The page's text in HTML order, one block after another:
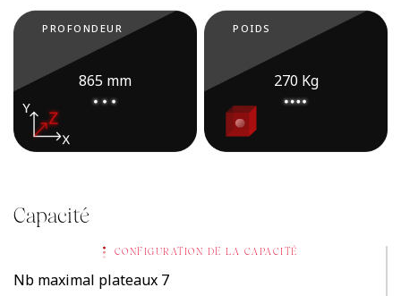
PROFONDEUR
865 mm
POIDS
270 Kg
Capacité
CONFIGURATION DE LA CAPACITÉ
Nb maximal plateaux 7